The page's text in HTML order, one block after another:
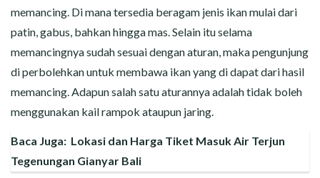
memancing. Di mana tersedia beragam jenis ikan mulai dari
patin, gabus, bahkan hingga mas. Selain itu selama
memancingnya sudah sesuai dengan aturan, maka pengunjung
di perbolehkan untuk membawa ikan yang di dapat dari hasil
memancing. Adapun salah satu aturannya adalah tidak boleh
menggunakan kail rampok ataupun jaring.
Baca Juga: Lokasi dan Harga Tiket Masuk Air Terjun
Tegenungan Gianyar Bali